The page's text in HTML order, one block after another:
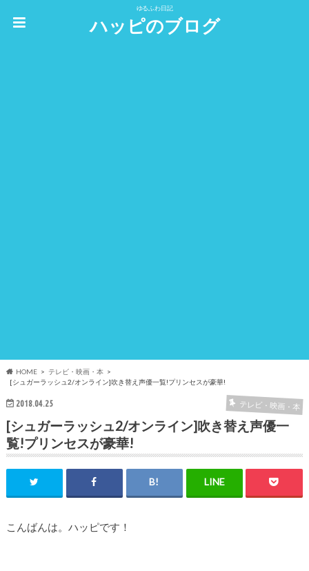
ゆるふわ日記
ハッピのブログ
HOME
テレビ・映画・本
[シュガーラッシュ2/オンライン]吹き替え声優一覧!プリンセスが豪華!
2018.04.25 テレビ・映画・本
[シュガーラッシュ2/オンライン]吹き替え声優一
覧!プリンセスが豪華!
こんばんは。ハッピです！